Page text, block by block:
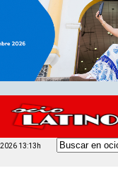
13:13h